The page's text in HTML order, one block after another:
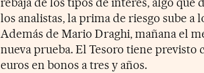
los analistas, la prima de riesgo sube a
Además de Mario Draghi, mañana el
nueva prueba. El Tesoro tiene previsto
euros en bonos a tres y años.